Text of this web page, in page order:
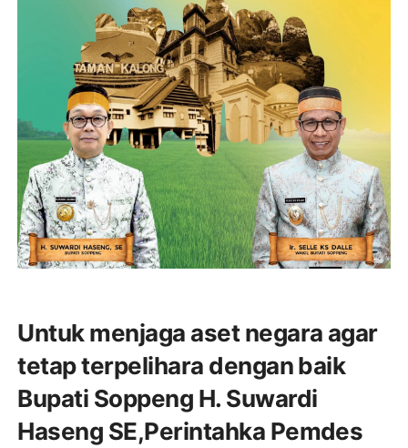
Untuk menjaga aset negara agar
tetap terpelihara dengan baik
Bupati Soppeng H. Suwardi
Haseng SE,Perintahka Pemdes